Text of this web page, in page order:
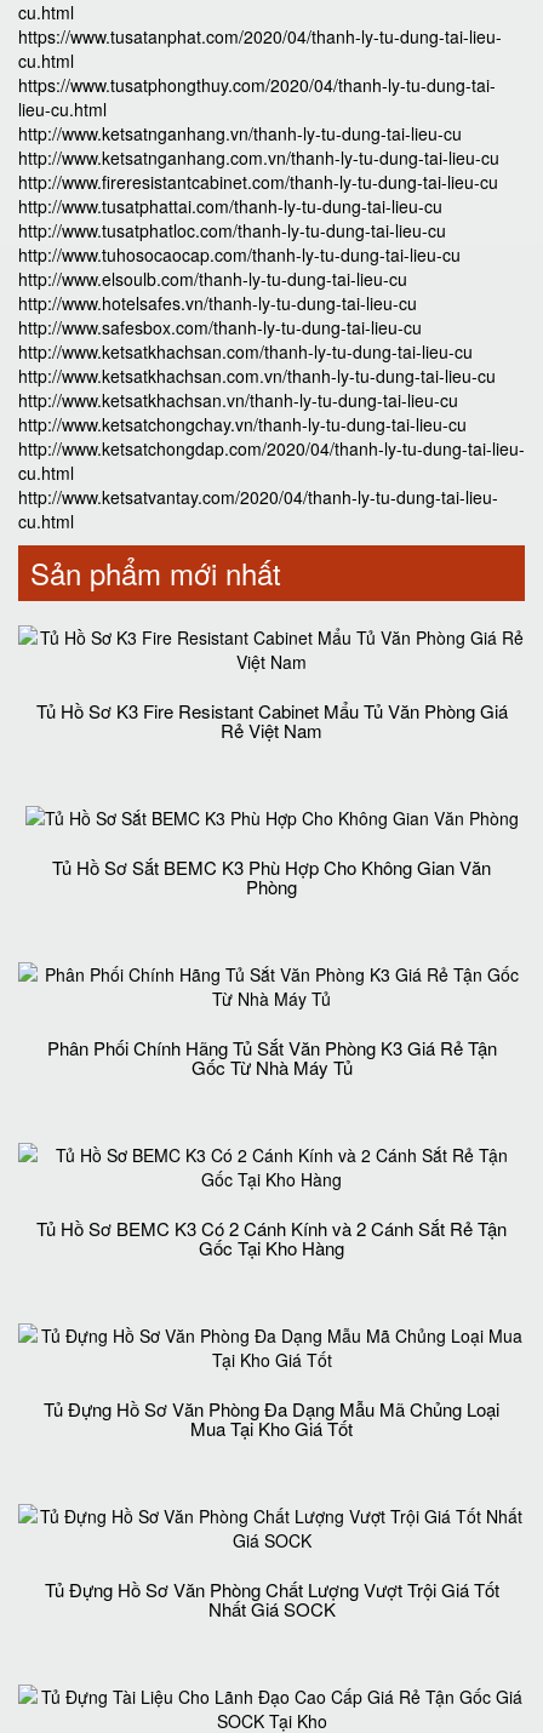
cu.html
https://www.tusatanphat.com/2020/04/thanh-ly-tu-dung-tai-lieu-
cu.html
https://www.tusatphongthuy.com/2020/04/thanh-ly-tu-dung-tai-
lieu-cu.html
http://www.ketsatnganhang.vn/thanh-ly-tu-dung-tai-lieu-cu
http://www.ketsatnganhang.com.vn/thanh-ly-tu-dung-tai-lieu-cu
http://www.fireresistantcabinet.com/thanh-ly-tu-dung-tai-lieu-cu
http://www.tusatphattai.com/thanh-ly-tu-dung-tai-lieu-cu
http://www.tusatphatloc.com/thanh-ly-tu-dung-tai-lieu-cu
http://www.tuhosocaocap.com/thanh-ly-tu-dung-tai-lieu-cu
http://www.elsoulb.com/thanh-ly-tu-dung-tai-lieu-cu
http://www.hotelsafes.vn/thanh-ly-tu-dung-tai-lieu-cu
http://www.safesbox.com/thanh-ly-tu-dung-tai-lieu-cu
http://www.ketsatkhachsan.com/thanh-ly-tu-dung-tai-lieu-cu
http://www.ketsatkhachsan.com.vn/thanh-ly-tu-dung-tai-lieu-cu
http://www.ketsatkhachsan.vn/thanh-ly-tu-dung-tai-lieu-cu
http://www.ketsatchongchay.vn/thanh-ly-tu-dung-tai-lieu-cu
http://www.ketsatchongdap.com/2020/04/thanh-ly-tu-dung-tai-lieu-
cu.html
http://www.ketsatvantay.com/2020/04/thanh-ly-tu-dung-tai-lieu-
cu.html
Sản phẩm mới nhất
Tủ Hồ Sơ K3 Fire Resistant Cabinet Mẩu Tủ Văn Phòng Giá
Rẻ Việt Nam
Tủ Hồ Sơ Sắt BEMC K3 Phù Hợp Cho Không Gian Văn
Phòng
Phân Phối Chính Hãng Tủ Sắt Văn Phòng K3 Giá Rẻ Tận
Gốc Từ Nhà Máy Tủ
Tủ Hồ Sơ BEMC K3 Có 2 Cánh Kính và 2 Cánh Sắt Rẻ Tận
Gốc Tại Kho Hàng
Tủ Đựng Hồ Sơ Văn Phòng Đa Dạng Mẫu Mã Chủng Loại
Mua Tại Kho Giá Tốt
Tủ Đựng Hồ Sơ Văn Phòng Chất Lượng Vượt Trội Giá Tốt
Nhất Giá SOCK